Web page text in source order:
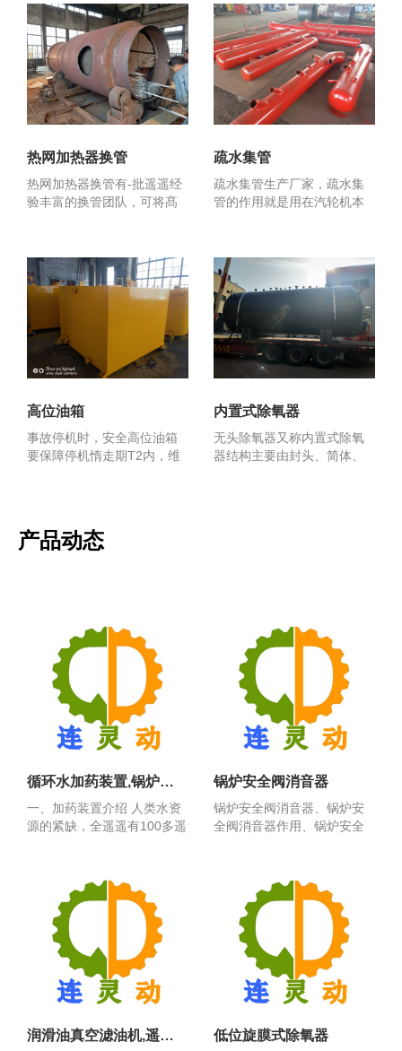
热网加热器换管
热网加热器换管有-批遥遥经
验丰富的换管团队，可将髙
疏水集管
疏水集管生产厂家，疏水集
管的作用就是用在汽轮机本
高位油箱
事故停机时，安全高位油箱
要保障停机惰走期T2内，维
内置式除氧器
无头除氧器又称内置式除氧
器结构主要由封头、简体、
产品动态
循环水加药装置,锅炉加药装置
一、加药装置介绍 人类水资
源的紧缺，全遥遥有100多遥
锅炉安全阀消音器
锅炉安全阀消音器、锅炉安
全阀消音器作用、锅炉安全
润滑油真空滤油机,遥遥真空滤油机 低位旋膜式除氧器